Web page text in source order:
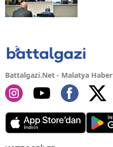
Battalgazi.Net - Malatya Haber